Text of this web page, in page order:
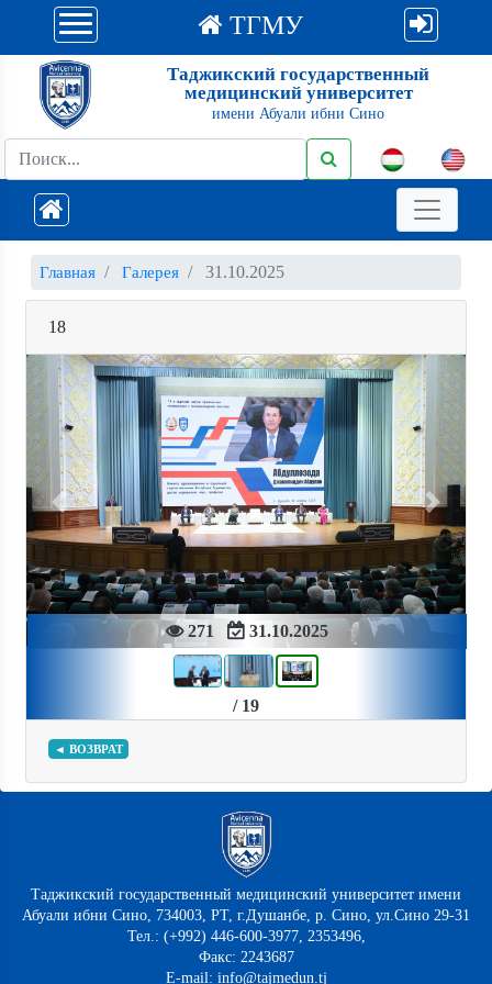
ТГМУ
Таджикский государственный
медицинский университет
имени Абуали ибни Сино
Главная Галерея 31.10.2025
18
271 31.10.2025
Previous Next
/ 19
◄ ВОЗВРАТ
Таджикский государственный медицинский университет имени
Абуали ибни Сино, 734003, РТ, г.Душанбе, р. Сино, ул.Сино 29-31
Тел.: (+992) 446-600-3977, 2353496,
Факс: 2243687
E-mail: info@tajmedun.tj